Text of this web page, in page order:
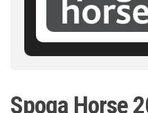
Spoga Horse